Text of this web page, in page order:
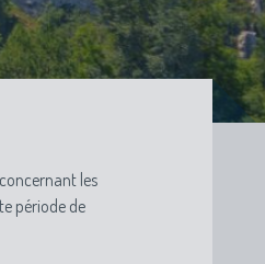
les
période de